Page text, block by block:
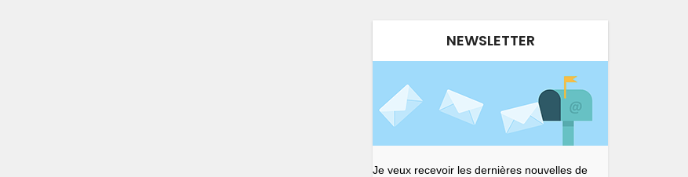
NEWSLETTER
Je veux recevoir les dernières nouvelles de